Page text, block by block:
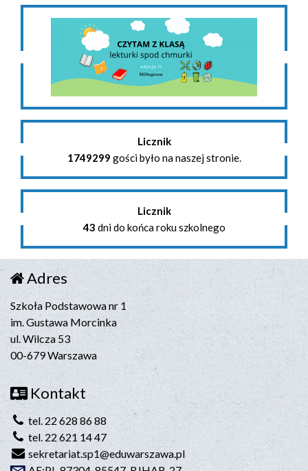
Licznik
1749299 gości było na naszej stronie.
Licznik
43 dni do końca roku szkolnego
Adres
Szkoła Podstawowa nr 1
im. Gustawa Morcinka
ul. Wilcza 53
00-679 Warszawa
Kontakt
tel. 22 628 86 88
tel. 22 621 14 47
sekretariat.sp1@eduwarszawa.pl